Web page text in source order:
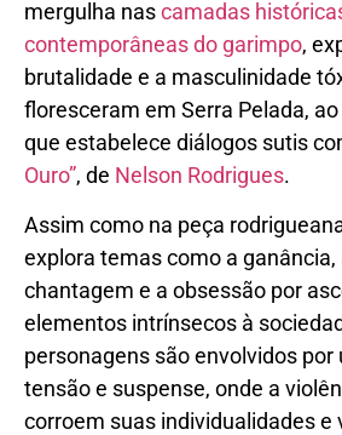
mergulha nascamadas
contemporâneas do garimpo,
brutalidade e a masculinidade
floresceram em Serra Pelada,
que estabelece diálogos sutis
Ouro”, de Nelson Rodrigues.
Assim como na peça
explora temas como a ganância,
chantagem e a obsessão por
elementos intrínsecos à
personagens são envolvidos
tensão e suspense, onde a
corroem suas individualidades e